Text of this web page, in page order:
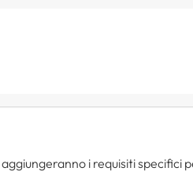
aggiungeranno i requisiti specifici